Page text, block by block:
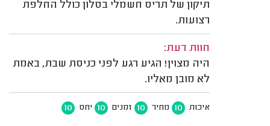
תיקון של תריס חשמלי בסלון כולל החלפת
רצועות.
חוות דעת:
היה מצוין! הגיע רגע לפני כניסת שבת, באמת
לא מובן מאליו.
איכות 10 מחיר 10 זמנים 10 יחס 10